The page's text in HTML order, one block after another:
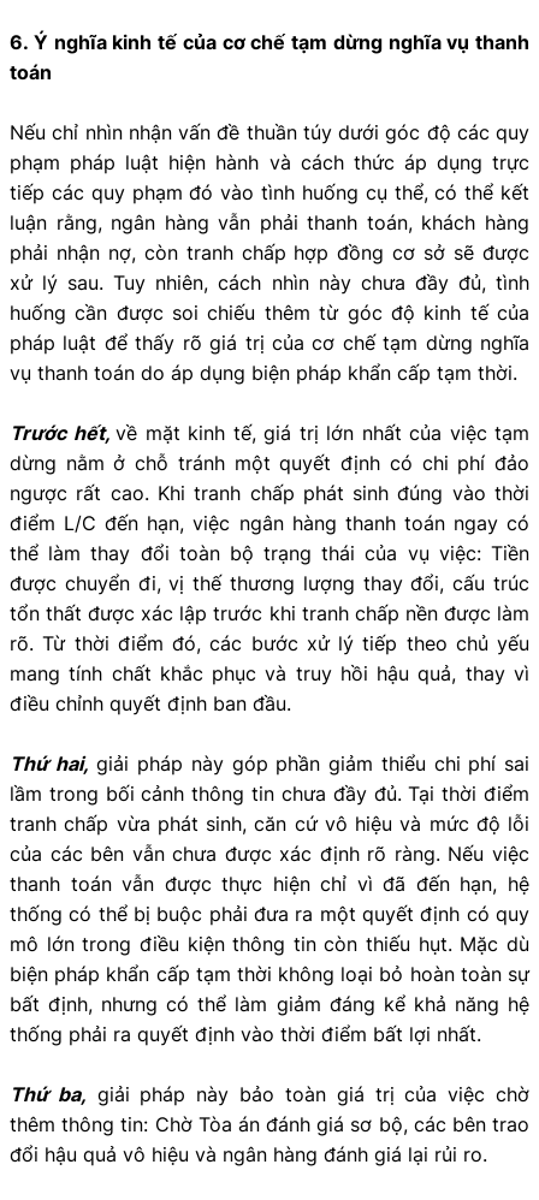
6. Ý nghĩa kinh tế của cơ chế tạm dừng nghĩa vụ thanh
toán
Nếu chỉ nhìn nhận vấn đề thuần túy dưới góc độ các quy
phạm pháp luật hiện hành và cách thức áp dụng trực
tiếp các quy phạm đó vào tình huống cụ thể, có thể kết
luận rằng, ngân hàng vẫn phải thanh toán, khách hàng
phải nhận nợ, còn tranh chấp hợp đồng cơ sở sẽ được
xử lý sau. Tuy nhiên, cách nhìn này chưa đầy đủ, tình
huống cần được soi chiếu thêm từ góc độ kinh tế của
pháp luật để thấy rõ giá trị của cơ chế tạm dừng nghĩa
vụ thanh toán do áp dụng biện pháp khẩn cấp tạm thời.
Trước hết, về mặt kinh tế, giá trị lớn nhất của việc tạm
dừng nằm ở chỗ tránh một quyết định có chi phí đảo
ngược rất cao. Khi tranh chấp phát sinh đúng vào thời
điểm L/C đến hạn, việc ngân hàng thanh toán ngay có
thể làm thay đổi toàn bộ trạng thái của vụ việc: Tiền
được chuyển đi, vị thế thương lượng thay đổi, cấu trúc
tổn thất được xác lập trước khi tranh chấp nền được làm
rõ. Từ thời điểm đó, các bước xử lý tiếp theo chủ yếu
mang tính chất khắc phục và truy hồi hậu quả, thay vì
điều chỉnh quyết định ban đầu.
Thứ hai, giải pháp này góp phần giảm thiểu chi phí sai
lầm trong bối cảnh thông tin chưa đầy đủ. Tại thời điểm
tranh chấp vừa phát sinh, căn cứ vô hiệu và mức độ lỗi
của các bên vẫn chưa được xác định rõ ràng. Nếu việc
thanh toán vẫn được thực hiện chỉ vì đã đến hạn, hệ
thống có thể bị buộc phải đưa ra một quyết định có quy
mô lớn trong điều kiện thông tin còn thiếu hụt. Mặc dù
biện pháp khẩn cấp tạm thời không loại bỏ hoàn toàn sự
bất định, nhưng có thể làm giảm đáng kể khả năng hệ
thống phải ra quyết định vào thời điểm bất lợi nhất.
Thứ ba, giải pháp này bảo toàn giá trị của việc chờ
thêm thông tin: Chờ Tòa án đánh giá sơ bộ, các bên trao
đổi hậu quả vô hiệu và ngân hàng đánh giá lại rủi ro.